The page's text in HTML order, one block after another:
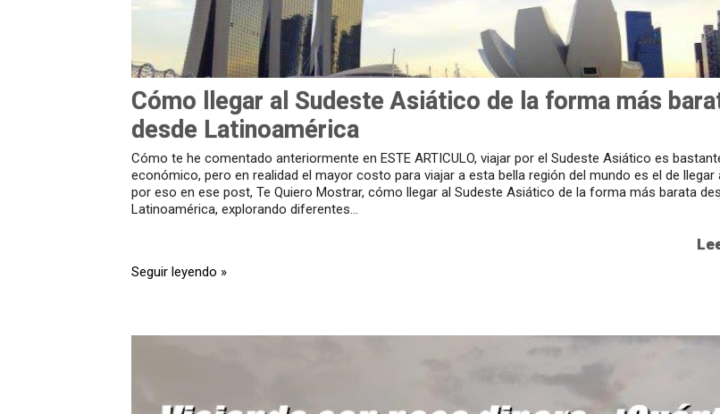
Cómo llegar al Sudeste Asiático de la forma más
desde Latinoamérica
Cómo te he comentado anteriormente en ESTE ARTICULO, viajar por el Sudeste Asiático es
económico, pero en realidad el mayor costo para viajar a esta bella región del mundo es el de llegar
por eso en ese post, Te Quiero Mostrar, cómo llegar al Sudeste Asiático de la forma más barata
Latinoamérica, explorando diferentes...
Seguir leyendo »